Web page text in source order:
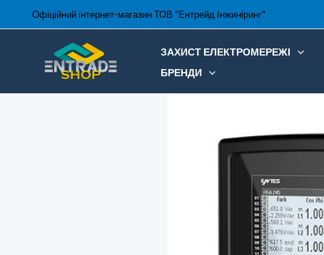
Перейти
до
Офіційний інтернет-магазин ТОВ "Ентрейд Інжиніринг"
ЗАХИСТ ЕЛЕКТРОМЕРЕЖІ
БРЕНДИ